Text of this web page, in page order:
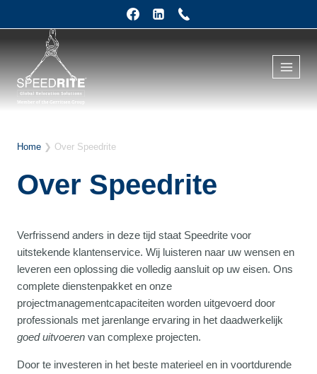
Home ❯ Over Speedrite
Over Speedrite
Verfrissend anders in deze tijd staat Speedrite voor
uitstekende klantenservice. Wij luisteren naar uw wensen en
leveren een oplossing die volledig aansluit op uw eisen. Ons
complete dienstenpakket en onze
projectmanagementcapaciteiten worden uitgevoerd door
professionals met jarenlange ervaring in het daadwerkelijk
goed uitvoeren van complexe projecten.
Door te investeren in het beste materieel en in voortdurende